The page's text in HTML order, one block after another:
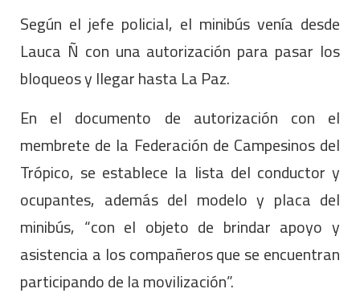
Según el jefe policial, el minibús venía desde
Lauca Ñ con una autorización para pasar los
bloqueos y llegar hasta La Paz.
En el documento de autorización con el
membrete de la Federación de Campesinos del
Trópico, se establece la lista del conductor y
ocupantes, además del modelo y placa del
minibús, “con el objeto de brindar apoyo y
asistencia a los compañeros que se encuentran
participando de la movilización”.